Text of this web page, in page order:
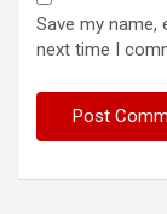
Save my name,
next time I